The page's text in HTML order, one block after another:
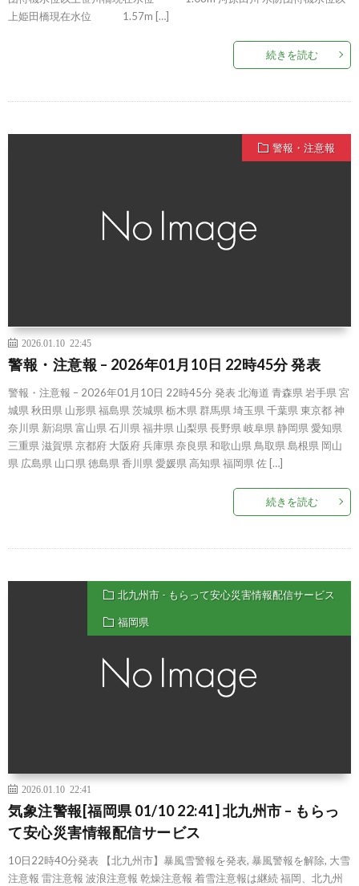
上姫田橋現在水位 1.57m […]
続きを読む
警報・注意報
2026.01.10 22:45
警報・注意報 – 2026年01月10日 22時45分 発表
警報・注意報 – 2026年01月10日 22時45分 発表 北海道 青森県 岩手県 宮
城県 秋田県 山形県 福島県 茨城県 栃木県 群馬県 埼玉県 千葉県 東京都 神
奈川県 新潟県 富山県 石川県 福井県 山梨県 長野県 岐阜県 静岡県 愛知県
三重県 滋賀県 京都府 大阪府 兵庫県 奈良県 和歌山県 鳥取県 島根県 岡山
県 広島県 山口県 徳島県 香川県 愛媛県 高知県 福岡県 佐 […]
続きを読む
北九州市 - もらって安心災害情報配信サービス
福岡県
2026.01.10 22:41
気象注警報[福岡県 01/10 22:41] 北九州市 – もらっ
て安心災害情報配信サービス
10日22時40分発表 【北九州市】暴風雪警報を発表, 暴風警報を解除, 大雪
注意報 雷注意報 波浪注意報 乾燥注意報 着雪注意報は継続 福岡、北九州